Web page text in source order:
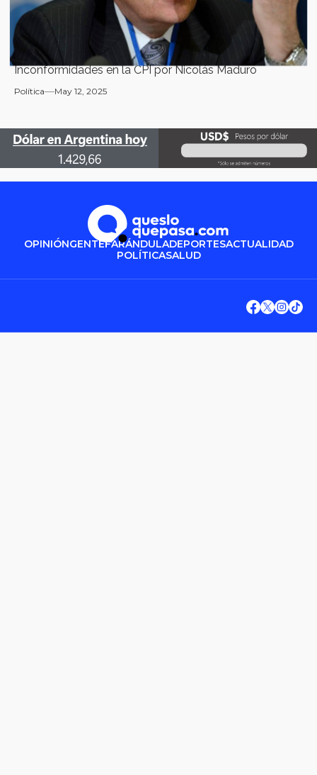
Inconformidades en la CPI por Nicolás Maduro
Política May 12, 2025
OPINIÓNGENTEFARÁNDULADEPORTESACTUALIDAD
POLÍTICASALUD